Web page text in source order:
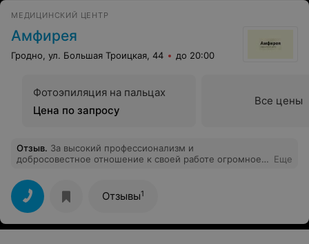
МЕДИЦИНСКИЙ ЦЕНТР
Амфирея
Гродно, ул. Большая Троицкая, 44 до 20:00
Фотоэпиляция на пальцах
Цена по запросу
Все цены
Отзыв. За высокий профессионализм и
добросовестное отношение к своей работе огромное
за хорошее отношение хочу поблагодарить персонал
центра!
Еще
Отзывы1